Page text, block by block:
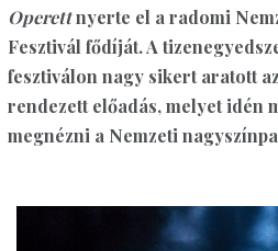
Operettnyerte el a radomi
Fesztivál fődíját. A
fesztiválon nagy sikert aratott
rendezett előadás, melyet idén
megnézni a Nemzeti